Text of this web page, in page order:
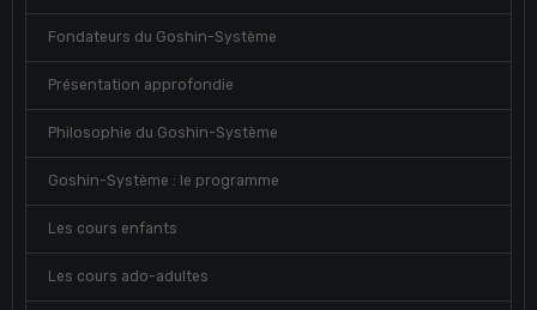
Fondateurs du Goshin-Système
Présentation approfondie
Philosophie du Goshin-Système
Goshin-Système : le programme
Les cours enfants
Les cours ado-adultes